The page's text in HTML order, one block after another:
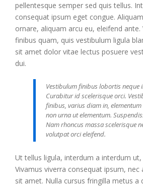
pellentesque semper sed quis tellus.
consequat ipsum eget congue.
ornare, aliquam arcu eu, eleifend ante.
finibus quam, quis vestibulum ligula
sit amet dolor vitae lectus posuere
dui.
Vestibulum finibus lobortis neque
Curabitur id scelerisque orci.
finibus, varius diam in,
non urna ut elementum.
Nam rhoncus massa scelerisque
volutpat orci eleifend.
Ut tellus ligula, interdum a interdum
Vivamus viverra consequat ipsum,
sit amet. Nulla cursus fringilla metus a